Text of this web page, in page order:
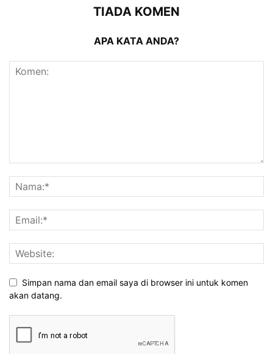
TIADA KOMEN
APA KATA ANDA?
Simpan nama dan email saya di browser ini untuk komen
akan datang.